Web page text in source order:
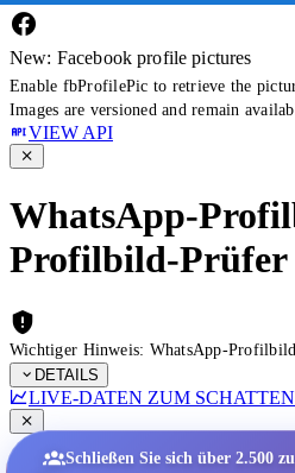
New: Facebook profile pictures
Enable fbProfilePic to retrieve the
Images are versioned and remain
VIEW API
WhatsApp-
Profilbild-Prüfer
Wichtiger Hinweis: WhatsApp-
DETAILS
LIVE-DATEN ZUM
Schließen Sie sich über 2.500